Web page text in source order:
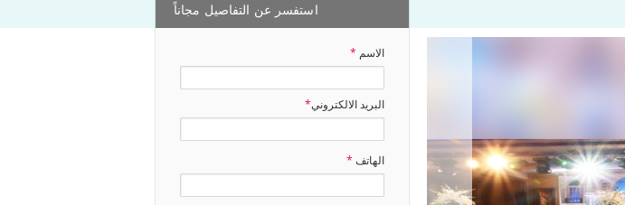
استفسر عن التفاصيل مجاناً
الاسم *
البريد الالكتروني*
الهاتف *